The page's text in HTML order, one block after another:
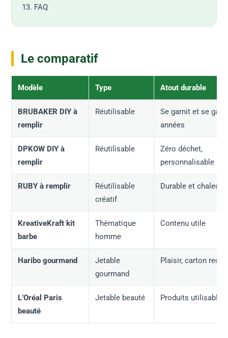
FAQ
Le comparatif
Modèle Type Atout durable
BRUBAKER DIY à
remplir
Réutilisable
Se garnit et se
années
DPKOW DIY à
remplir
Réutilisable
Zéro déchet,
personnalisable
RUBY à remplir
Réutilisable
créatif
Durable et
KreativeKraft kit
barbe
Thématique
homme
Contenu utile
Haribo gourmand
Jetable
gourmand
Plaisir, carton
L’Oréal Paris
beauté
Jetable beauté Produits utilisables